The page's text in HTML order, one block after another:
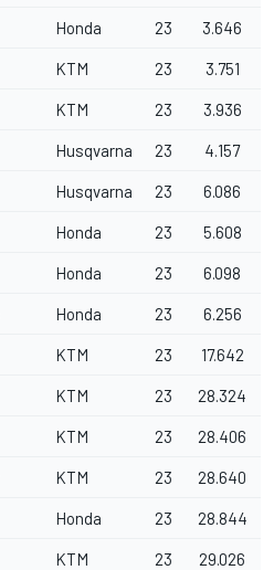
Honda 23 3.646
KTM 23 3.751
KTM 23 3.936
Husqvarna 23 4.157
Husqvarna 23 6.086
Honda 23 5.608
Honda 23 6.098
Honda 23 6.256
KTM 23 17.642
KTM 23 28.324
KTM 23 28.406
KTM 23 28.640
Honda 23 28.844
KTM 23 29.026